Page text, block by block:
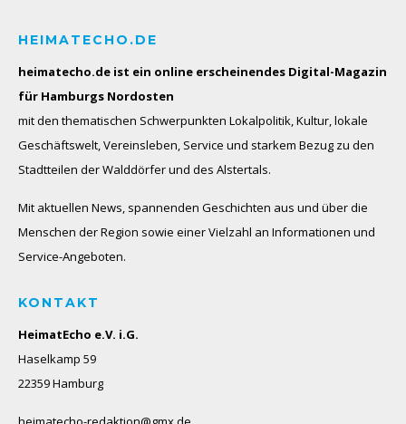
HEIMATECHO.DE
heimatecho.de ist ein online erscheinendes Digital-Magazin
für Hamburgs Nordosten
mit den thematischen Schwerpunkten Lokalpolitik, Kultur, lokale
Geschäftswelt, Vereinsleben, Service und starkem Bezug zu den
Stadtteilen der Walddörfer und des Alstertals.
Mit aktuellen News, spannenden Geschichten aus und über die
Menschen der Region sowie einer Vielzahl an Informationen und
Service-Angeboten.
KONTAKT
HeimatEcho e.V. i.G.
Haselkamp 59
22359 Hamburg